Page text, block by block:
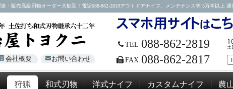
販売高級刃物オーダー大歓迎！電話088-862-2819アウトドアナイフ、メンテナンス等 3万本以
会社概要 お問い合わせ
TEL 088-862-2819
FAX 088-862-2817
狩猟 和式刃物 洋式ナイフ カスタムナイフ 農